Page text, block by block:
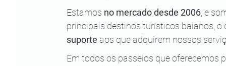
Estamos no mercado desde 2006 , e
principais destinos turísticos baianos, o
suporte aos que adquirem nossos
Em todos os passeios que oferecemos